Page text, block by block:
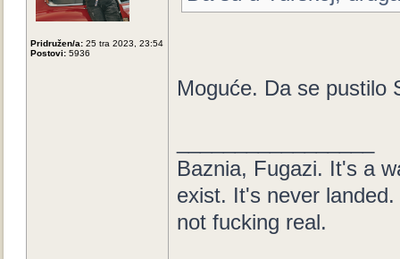
Pridružen/a: 25 tra 2023, 23:54
Postovi: 5936
Moguće. Da se pustilo
Baznia, Fugazi. It's a
exist. It's never
not fucking real.